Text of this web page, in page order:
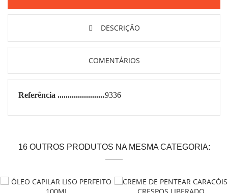
DESCRIÇÃO
COMENTÁRIOS
Referência 9336
16 OUTROS PRODUTOS NA MESMA CATEGORIA: